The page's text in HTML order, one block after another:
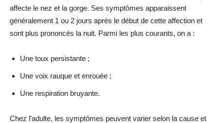
affecte le nez et la gorge. Ses symptômes apparaissent
généralement 1 ou 2 jours après le début de cette affection et
sont plus prononcés la nuit. Parmi les plus courants, on a :
Une toux persistante ;
Une voix rauque et enrouée ;
Une respiration bruyante.
Chez l’adulte, les symptômes peuvent varier selon la cause et